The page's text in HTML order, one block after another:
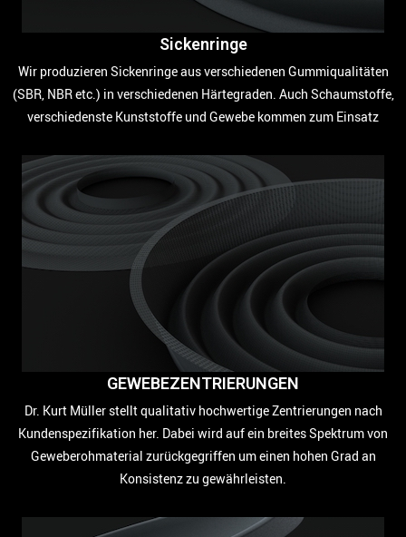
Sickenringe
Wir produzieren Sickenringe aus verschiedenen Gummiqualitäten
(SBR, NBR etc.) in verschiedenen Härtegraden. Auch Schaumstoffe,
verschiedenste Kunststoffe und Gewebe kommen zum Einsatz
GEWEBEZENTRIERUNGEN
Dr. Kurt Müller stellt qualitativ hochwertige Zentrierungen nach
Kundenspezifikation her. Dabei wird auf ein breites Spektrum von
Geweberohmaterial zurückgegriffen um einen hohen Grad an
Konsistenz zu gewährleisten.